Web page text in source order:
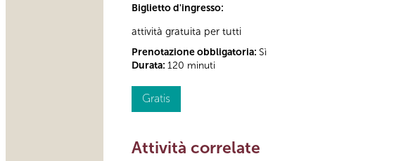
Biglietto d'ingresso:
attività gratuita per tutti
Prenotazione obbligatoria: Sì
Durata: 120 minuti
Gratis
Attività correlate